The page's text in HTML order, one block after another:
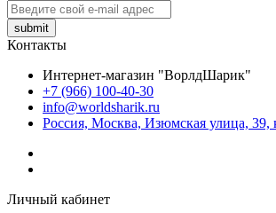
submit
Контакты
Интернет-магазин "ВорлдШарик"
+7 (966) 100-40-30
info@worldsharik.ru
Россия, Москва, Изюмская улица, 39,
Личный кабинет